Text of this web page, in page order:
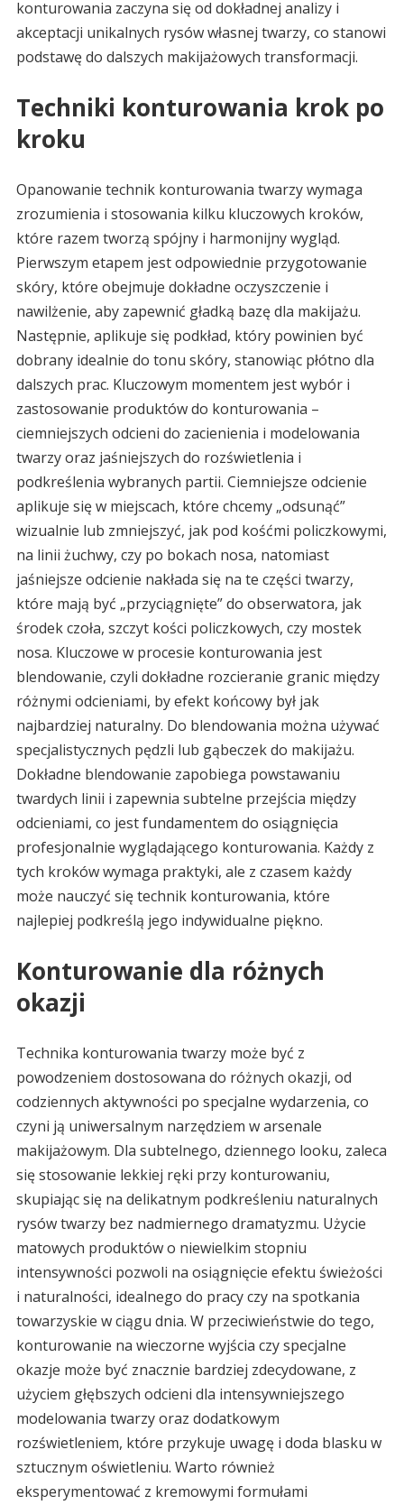
konturowania zaczyna się od dokładnej analizy i
akceptacji unikalnych rysów własnej twarzy, co stanowi
podstawę do dalszych makijażowych transformacji.
Techniki konturowania krok po
kroku
Opanowanie technik konturowania twarzy wymaga
zrozumienia i stosowania kilku kluczowych kroków,
które razem tworzą spójny i harmonijny wygląd.
Pierwszym etapem jest odpowiednie przygotowanie
skóry, które obejmuje dokładne oczyszczenie i
nawilżenie, aby zapewnić gładką bazę dla makijażu.
Następnie, aplikuje się podkład, który powinien być
dobrany idealnie do tonu skóry, stanowiąc płótno dla
dalszych prac. Kluczowym momentem jest wybór i
zastosowanie produktów do konturowania –
ciemniejszych odcieni do zacienienia i modelowania
twarzy oraz jaśniejszych do rozświetlenia i
podkreślenia wybranych partii. Ciemniejsze odcienie
aplikuje się w miejscach, które chcemy „odsunąć”
wizualnie lub zmniejszyć, jak pod kośćmi policzkowymi,
na linii żuchwy, czy po bokach nosa, natomiast
jaśniejsze odcienie nakłada się na te części twarzy,
które mają być „przyciągnięte” do obserwatora, jak
środek czoła, szczyt kości policzkowych, czy mostek
nosa. Kluczowe w procesie konturowania jest
blendowanie, czyli dokładne rozcieranie granic między
różnymi odcieniami, by efekt końcowy był jak
najbardziej naturalny. Do blendowania można używać
specjalistycznych pędzli lub gąbeczek do makijażu.
Dokładne blendowanie zapobiega powstawaniu
twardych linii i zapewnia subtelne przejścia między
odcieniami, co jest fundamentem do osiągnięcia
profesjonalnie wyglądającego konturowania. Każdy z
tych kroków wymaga praktyki, ale z czasem każdy
może nauczyć się technik konturowania, które
najlepiej podkreślą jego indywidualne piękno.
Konturowanie dla różnych
okazji
Technika konturowania twarzy może być z
powodzeniem dostosowana do różnych okazji, od
codziennych aktywności po specjalne wydarzenia, co
czyni ją uniwersalnym narzędziem w arsenale
makijażowym. Dla subtelnego, dziennego looku, zaleca
się stosowanie lekkiej ręki przy konturowaniu,
skupiając się na delikatnym podkreśleniu naturalnych
rysów twarzy bez nadmiernego dramatyzmu. Użycie
matowych produktów o niewielkim stopniu
intensywności pozwoli na osiągnięcie efektu świeżości
i naturalności, idealnego do pracy czy na spotkania
towarzyskie w ciągu dnia. W przeciwieństwie do tego,
konturowanie na wieczorne wyjścia czy specjalne
okazje może być znacznie bardziej zdecydowane, z
użyciem głębszych odcieni dla intensywniejszego
modelowania twarzy oraz dodatkowym
rozświetleniem, które przykuje uwagę i doda blasku w
sztucznym oświetleniu. Warto również
eksperymentować z kremowymi formułami